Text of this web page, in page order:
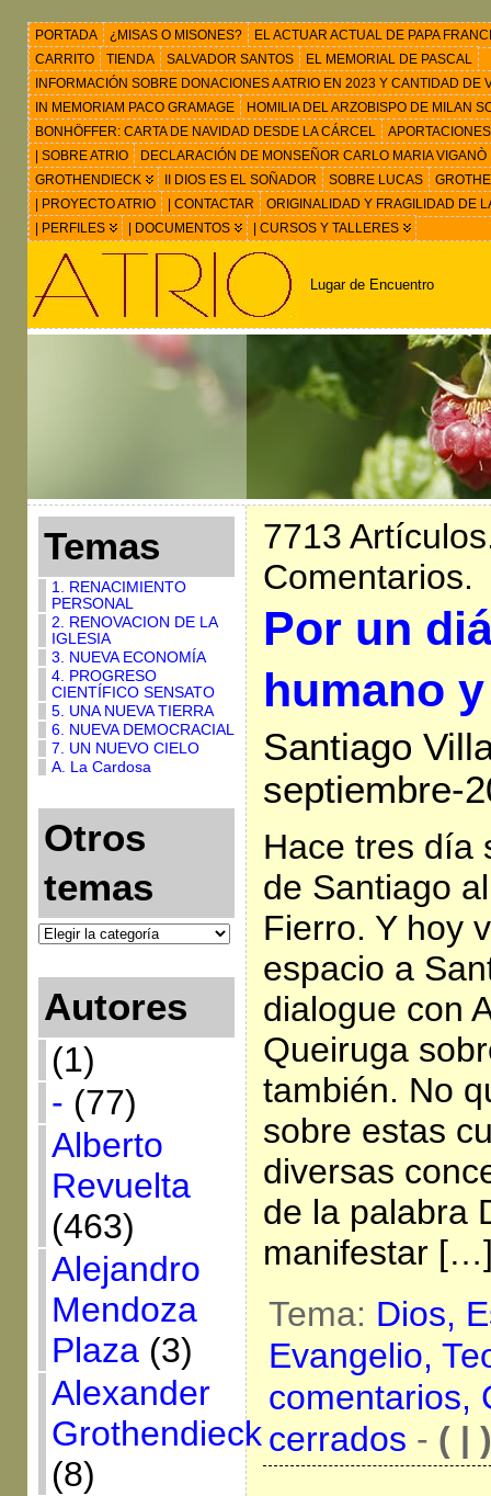
PORTADA ¿MISAS O MISONES?
EL ACTUAR ACTUAL DE PAPA
CARRITO
TIENDA SALVADOR SANTOS
EL MEMORIAL DE PASCAL
INFORMACIÓN SOBRE DONACIONES A ATRIO EN 2023 Y CANTIDAD
IN MEMORIAM PACO GRAMAGE
HOMILIA DEL ARZOBISPO DE MILAN
BONHÖFFER: CARTA DE NAVIDAD DESDE LA CÁRCEL
| SOBRE ATRIO
DECLARACIÓN DE MONSEÑOR CARLO MARIA VIGANÒ
GROTHENDIECK
II DIOS ES EL SOÑADOR SOBRE LUCAS
| PROYECTO ATRIO
| CONTACTAR
ORIGINALIDAD Y FRAGILIDAD DE
| PERFILES
| DOCUMENTOS | CURSOS Y TALLERES
Lugar de Encuentro
Temas
1. RENACIMIENTO
PERSONAL
2. RENOVACION DE LA
IGLESIA
3. NUEVA ECONOMÍA
4. PROGRESO
CIENTÍFICO SENSATO
5. UNA NUEVA TIERRA
6. NUEVA DEMOCRACIAL
7. UN NUEVO CIELO
A. La Cardosa
Otros
temas
Autores
(1)
- (77)
Alberto
Revuelta
(463)
Alejandro
Mendoza
Plaza(3)
Alexander
Grothendieck
(8)
7713
Comentarios.
Por un
humano
Santiago
septiembre-
Hace tres día
de Santiago
Fierro. Y hoy
espacio a
dialogue con
Queiruga
también. No
sobre estas
diversas
de la palabra
manifestar
Tema: Dios,
Evangelio,
comentarios,
cerrados - ( | )